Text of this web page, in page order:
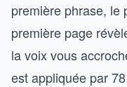
première phrase, le
première page
la voix vous
est appliquée par